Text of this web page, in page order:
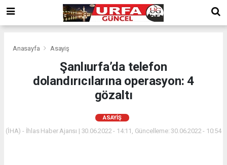
Anasayfa Asayiş
Şanlıurfa’da telefon
dolandırıcılarına operasyon: 4
gözaltı
ASAYIŞ
(İHA) - İhlas Haber Ajansı | 30.06.2022 - 14:11, Güncelleme: 30.06.2022 - 10:54